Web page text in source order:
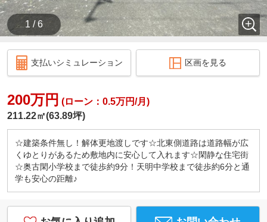
1 / 6
支払いシミュレーション 区画を見る
200万円 (ローン：0.5万円/月)
211.22㎡(63.89坪)
☆建築条件無し！解体更地渡しです☆北東側道路は道路幅が広
くゆとりがあるため敷地内に安心して入れます☆閑静な住宅街
☆奥古閑小学校まで徒歩約9分！天明中学校まで徒歩約6分と通
学も安心の距離♪